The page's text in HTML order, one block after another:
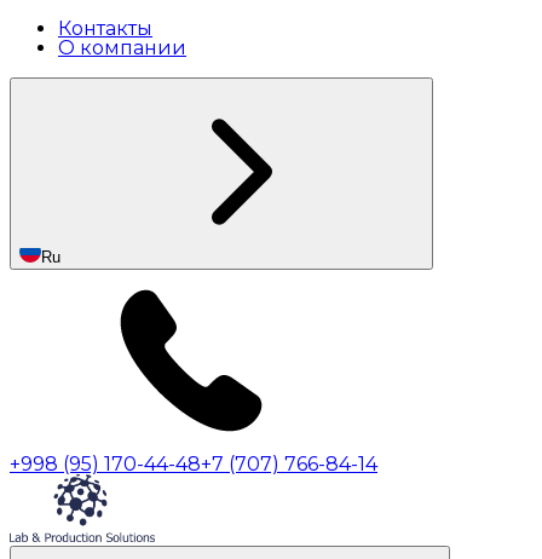
Контакты
О компании
Ru
+998 (95) 170-44-48+7 (707) 766-84-14